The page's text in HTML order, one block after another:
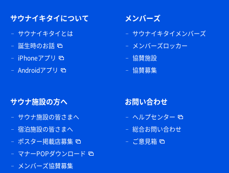
サウナイキタイについて
サウナイキタイとは
誕生時のお話
iPhoneアプリ
Androidアプリ
メンバーズ
サウナイキタイメンバーズ
メンバーズロッカー
協賛施設
協賛募集
サウナ施設の方へ
サウナ施設の皆さまへ
宿泊施設の皆さまへ
ポスター掲載店募集
マナーPOPダウンロード
メンバーズ協賛募集
お問い合わせ
ヘルプセンター
総合お問い合わせ
ご意見箱